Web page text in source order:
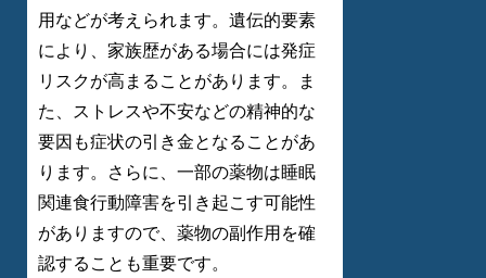
用などが考えられます。遺伝的要素
により、家族歴がある場合には発症
リスクが高まることがあります。ま
た、ストレスや不安などの精神的な
要因も症状の引き金となることがあ
ります。さらに、一部の薬物は睡眠
関連食行動障害を引き起こす可能性
がありますので、薬物の副作用を確
認することも重要です。